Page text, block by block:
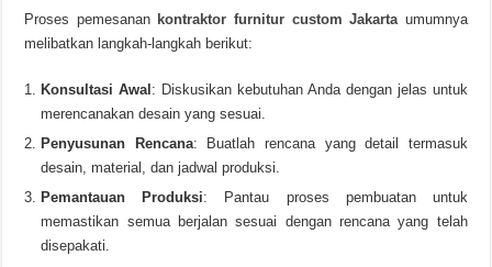
Proses pemesanan kontraktor furnitur custom Jakartaumumnya
melibatkan langkah-langkah berikut:
Konsultasi Awal : Diskusikan kebutuhan Anda dengan jelas untuk
merencanakan desain yang sesuai.
Penyusunan Rencana: Buatlah rencana yang detail termasuk
desain, material, dan jadwal produksi.
Pemantauan Produksi: Pantau proses pembuatan untuk
memastikan semua berjalan sesuai dengan rencana yang telah
disepakati.